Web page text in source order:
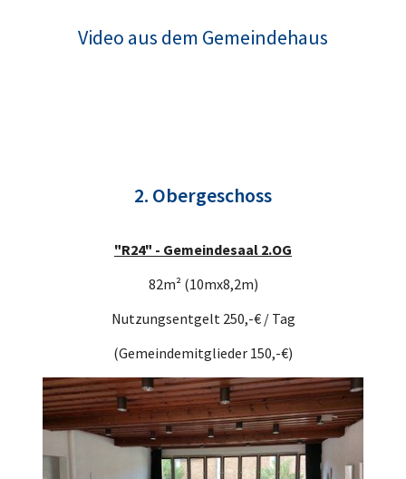
Video aus dem Gemeindehaus
2. Obergeschoss
"R24" - Gemeindesaal 2.OG
82m² (10mx8,2m)
Nutzungsentgelt 250,-€ / Tag
(Gemeindemitglieder 150,-€)